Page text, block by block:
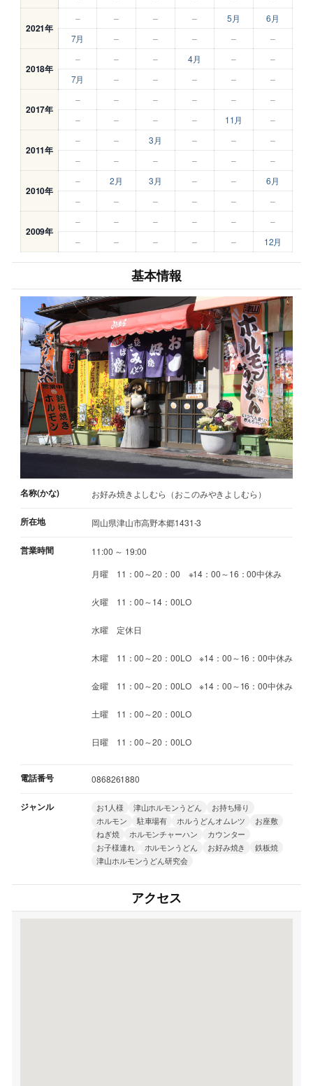
2021年
– – – – 5月
6月
7月
– – – – –
2018年
– – – 4月 –
–
7月
– – – – –
2017年
– – – – –
–
–
– – – 11月 –
2011年
– – 3月 – –
–
–
– – – – –
2010年
– 2月 3月 – –
6月
–
– – – – –
2009年
– – – – –
–
–
– – – – 12月
基本情報
名称(かな) お好み焼きよしむら（おこのみやきよしむら）
所在地 岡山県津山市高野本郷1431-3
営業時間
11:00 ～ 19:00
月曜 11：00～20：00 ※14：00～16：00中休み
火曜 11：00～14：00LO
水曜 定休日
木曜 11：00～20：00LO ※14：00～16：00中休み
金曜 11：00～20：00LO ※14：00～16：00中休み
土曜 11：00～20：00LO
日曜 11：00～20：00LO
電話番号 0868261880
ジャンル お1人様 津山ホルモンうどん
お持ち帰り
ホルモン
駐車場有 ホルうどんオムレツ
お座敷
ねぎ焼
ホルモンチャーハン
カウンター
お子様連れ
ホルモンうどん お好み焼き
鉄板焼
津山ホルモンうどん研究会
アクセス